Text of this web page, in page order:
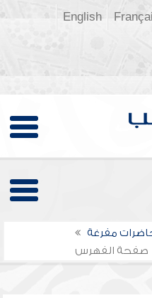
English
مفرغة
صفحة الفهرس